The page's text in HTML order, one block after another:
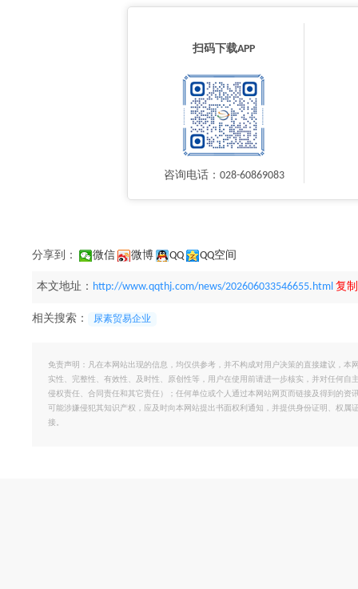
扫码下载APP
咨询电话：028-60869083
分享到： 微信 微博 QQ QQ空间
本文地址： http://www.qqthj.com/news/202606033546655.html 复
相关搜索： 尿素贸易企业
免责声明：凡在本网站出现的信息，均仅供参考，并不构成对用户决策的直接建议，
实性、完整性、有效性、及时性、原创性等，用户在使用前请进一步核实，并对任何
侵权责任、合同责任和其它责任）；任何单位或个人通过本网站网页而链接及得到的
可能涉嫌侵犯其知识产权，应及时向本网站提出书面权利通知，并提供身份证明、权
接。